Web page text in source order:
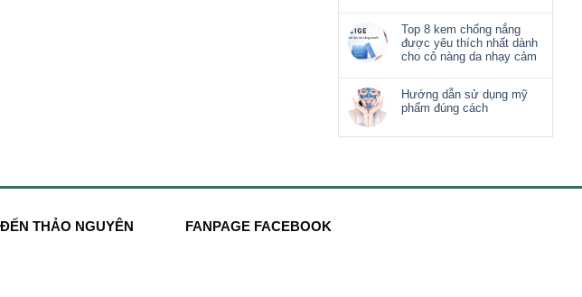
Top 8 kem chống nắng
được yêu thích nhất dành
cho cô nàng da nhạy cảm
Hướng dẫn sử dụng mỹ
phẩm đúng cách
THẢO NGUYÊN
FANPAGE FACEBOOK